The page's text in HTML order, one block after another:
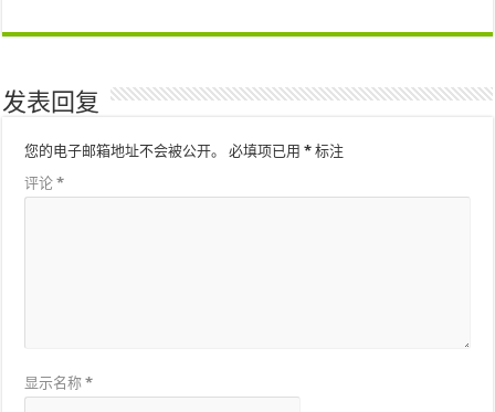
发表回复
您的电子邮箱地址不会被公开。 必填项已用* 标注
评论*
显示名称*